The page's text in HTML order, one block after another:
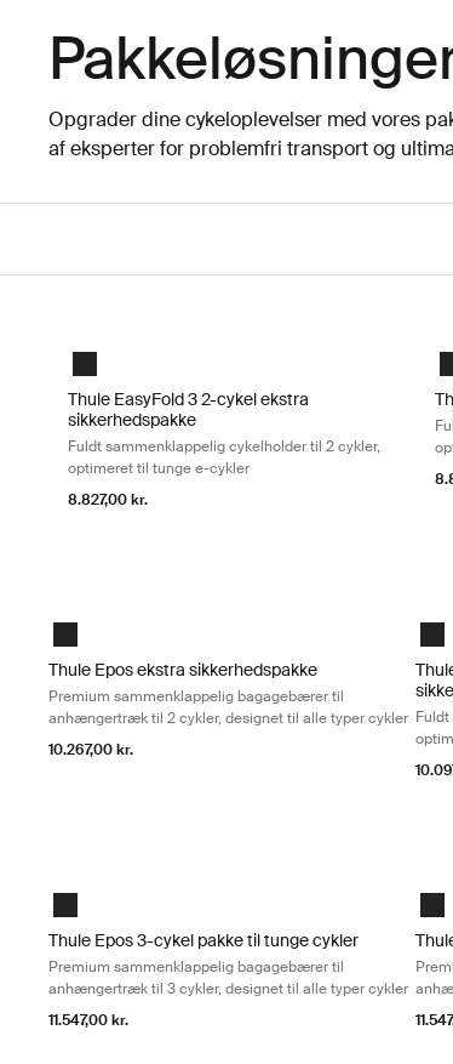
Opgrader dine cykeloplevelser med vores
af eksperter for problemfri transport og
Black
Thule EasyFold 3 2-cykel ekstra
sikkerhedspakke
Fuldt sammenklappelig cykelholder til 2 cykler,
optimeret til tunge e-cykler
8.827,00 kr.
Black
Thule Epos ekstra sikkerhedspakke
Premium sammenklappelig bagagebærer til
anhængertræk til 2 cykler, designet til alle typer cykler
10.267,00 kr.
Black
Black
Thule Epos 3-cykel pakke til tunge cykler
Premium sammenklappelig bagagebærer til
anhængertræk til 3 cykler, designet til alle typer cykler
11.547,00 kr.
Black